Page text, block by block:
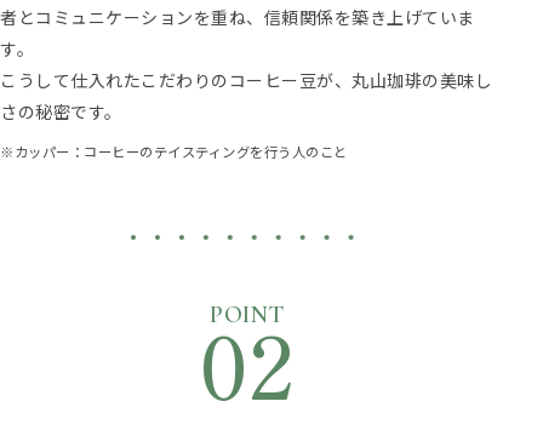
者とコミュニケーションを重ね、信頼関係を築き上げていま
す。
こうして仕入れたこだわりのコーヒー豆が、丸山珈琲の美味し
さの秘密です。
※カッパー：コーヒーのテイスティングを行う人のこと
POINT
02